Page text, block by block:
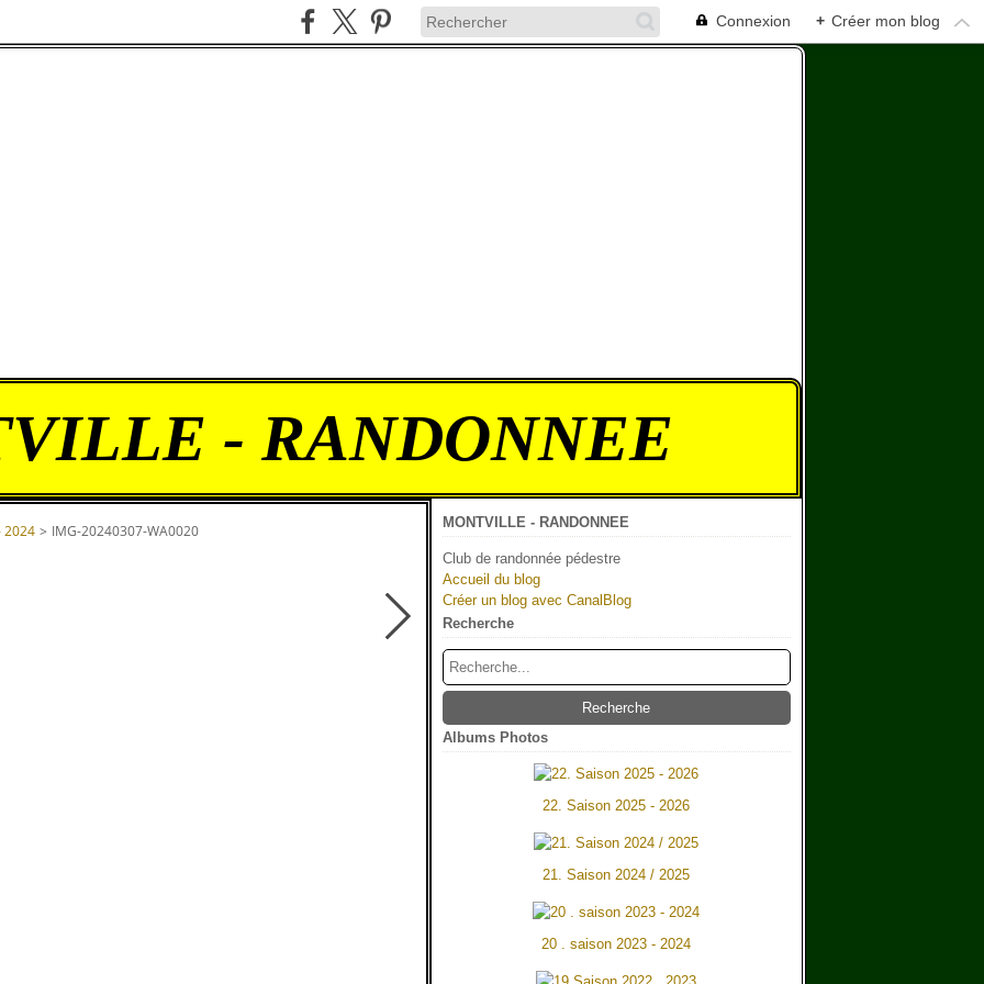
Connexion + Créer mon blog
- RANDONNEE
2024 > IMG-20240307-WA0020 MONTVILLE - RANDONNEE
Club de randonnée pédestre
Accueil du blog
Créer un blog avec CanalBlog
Recherche
Albums Photos
22. Saison 2025 - 2026
21. Saison 2024 / 2025
20 . saison 2023 - 2024